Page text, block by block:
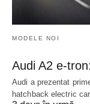
MODELE NOI
Audi A2 e-
Audi a prezentat
hatchback electric